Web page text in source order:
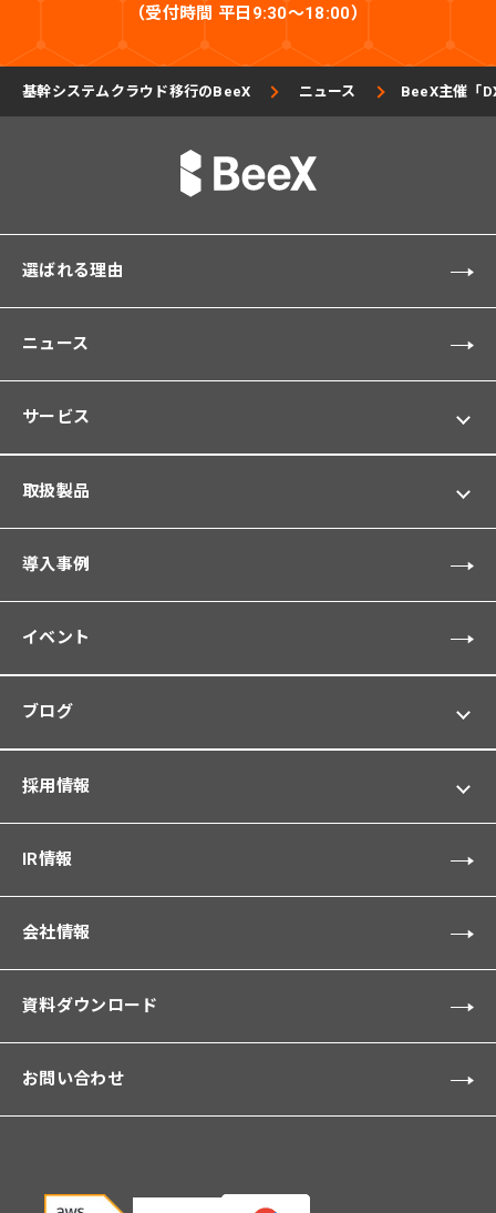
（受付時間 平日9:30〜18:00）
基幹システムクラウド移行のBeeX ニュース BeeX主催「
選ばれる理由
ニュース
サービス
取扱製品
導入事例
イベント
ブログ
採用情報
IR情報
会社情報
資料ダウンロード
お問い合わせ